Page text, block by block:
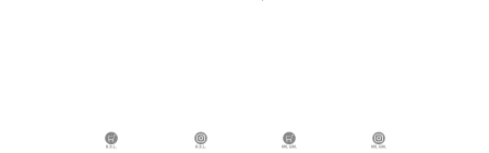
B.B.L Store BBL GIRL Store